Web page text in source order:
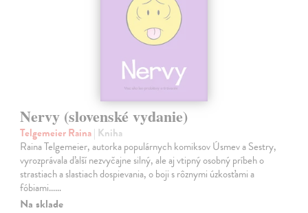
Nervy (slovenské vydanie)
Telgemeier Raina| Kniha
Raina Telgemeier, autorka populárnych komiksov Úsmev a Sestry,
vyrozprávala ďalší nezvyčajne silný, ale aj vtipný osobný príbeh o
strastiach a slastiach dospievania, o boji s rôznymi úzkosťami a
fóbiami...…
Na sklade